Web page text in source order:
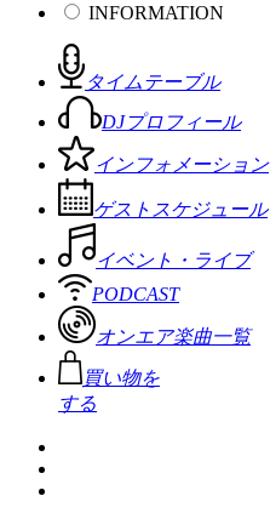
INFORMATION
タイムテーブル
DJプロフィール
インフォメーション
ゲストスケジュール
イベント・ライブ
PODCAST
オンエア楽曲一覧
買い物を
する